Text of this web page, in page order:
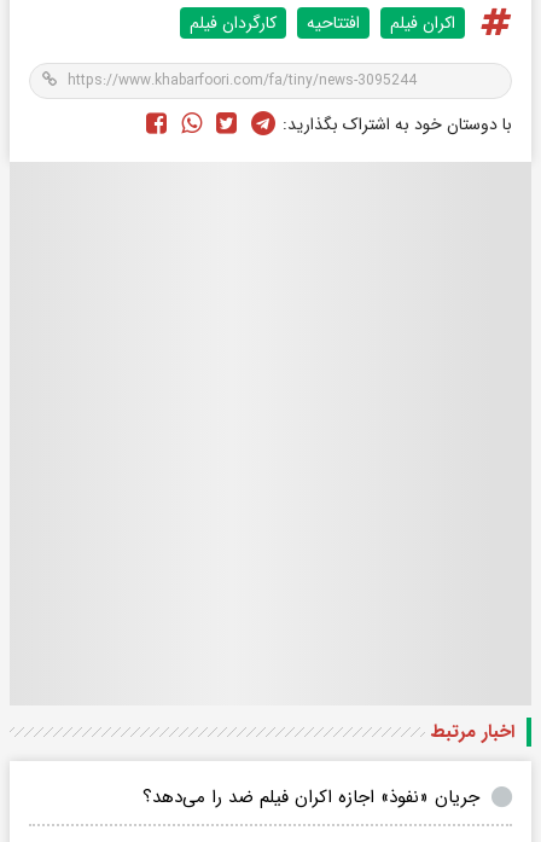
اکران فیلم افتتاحیه کارگردان فیلم
با دوستان خود به اشتراک بگذارید:
اخبار مرتبط
جریان «نفوذ» اجازه اکران فیلم ضد را می‌دهد؟